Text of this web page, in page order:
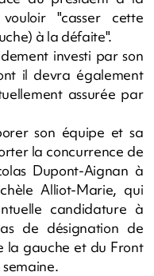
"casser cette
à la défaite".
investi par son
il devra également
assurée par
son équipe et sa
la concurrence de
Dupont-Aignan à
Alliot-Marie, qui
candidature à
de désignation de
la gauche et du Front